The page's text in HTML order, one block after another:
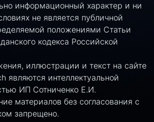
информационный характер и ни
не является публичной
положениями Статьи
кодекса Российской
иллюстрации и текст на сайте
являются интеллектуальной
ИП Сотниченко Е.И.
материалов без согласования с
запрещено.